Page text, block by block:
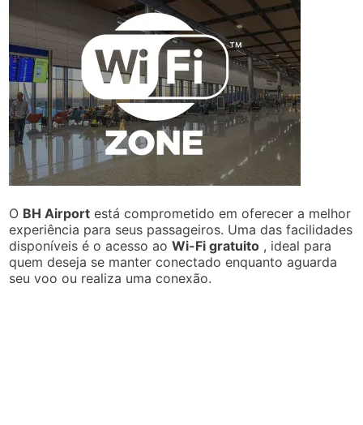
O BH Airport está comprometido em oferecer a melhor
experiência para seus passageiros. Uma das facilidades
disponíveis é o acesso aoWi-Fi gratuito , ideal para
quem deseja se manter conectado enquanto aguarda
seu voo ou realiza uma conexão.